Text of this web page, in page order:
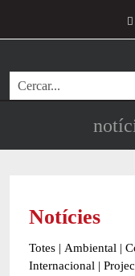
Cerca
Notícies
Totes | Ambiental |
Internacional |